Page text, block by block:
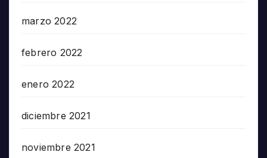
marzo 2022
febrero 2022
enero 2022
diciembre 2021
noviembre 2021